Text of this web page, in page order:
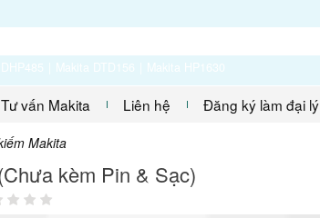
Makita DTD156 Makita HP1630
Tư vấn Makita Liên hệ Đăng ký làm đại lý
Makita
kèm Pin & Sạc)